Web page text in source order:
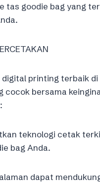
tas goodie bag yang
digital printing terbaik
bersama
teknologi cetak
bag Anda.
dapat